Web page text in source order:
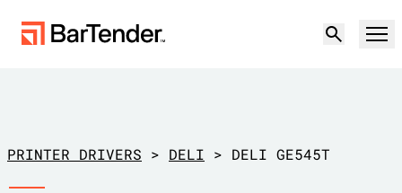
解決方案
PRINTER DRIVERS > DELI > DELI GE545T